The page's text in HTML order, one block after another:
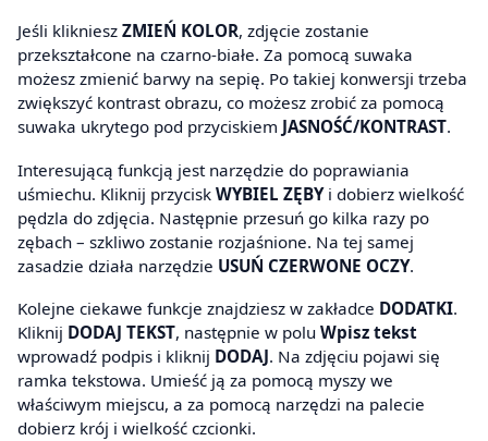
Jeśli klikniesz ZMIEŃ KOLOR, zdjęcie zostanie
przekształcone na czarno-białe. Za pomocą suwaka
możesz zmienić barwy na sepię. Po takiej konwersji trzeba
zwiększyć kontrast obrazu, co możesz zrobić za pomocą
suwaka ukrytego pod przyciskiem JASNOŚĆ/KONTRAST.
Interesującą funkcją jest narzędzie do poprawiania
uśmiechu. Kliknij przycisk WYBIEL ZĘBYi dobierz wielkość
pędzla do zdjęcia. Następnie przesuń go kilka razy po
zębach – szkliwo zostanie rozjaśnione. Na tej samej
zasadzie działa narzędzie USUŃ CZERWONE OCZY.
Kolejne ciekawe funkcje znajdziesz w zakładce DODATKI.
Kliknij DODAJ TEKST, następnie w polu Wpisz tekst
wprowadź podpis i kliknij DODAJ. Na zdjęciu pojawi się
ramka tekstowa. Umieść ją za pomocą myszy we
właściwym miejscu, a za pomocą narzędzi na palecie
dobierz krój i wielkość czcionki.